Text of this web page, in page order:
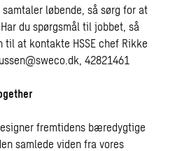
løbende, så sørg for at
du spørgsmål til jobbet, så
til at kontakte HSSE chef Rikke
, 42821461
fremtidens bæredygtige
samlede viden fra vores